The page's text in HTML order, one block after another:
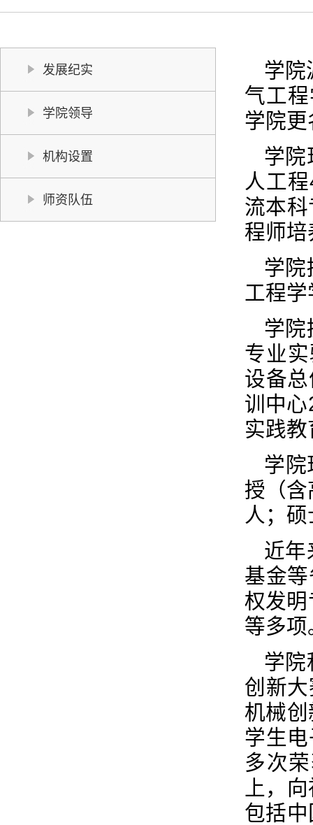
发展纪实
学院领导
机构设置
师资队伍
学院
气工
学院
学院
人工
流本
程师
学院
工程
学院
专业
设备
训中
实践
学院
授（
人；
近年
基金
权发
等多项
学院
创新
机械
学生
多次
上，
包括